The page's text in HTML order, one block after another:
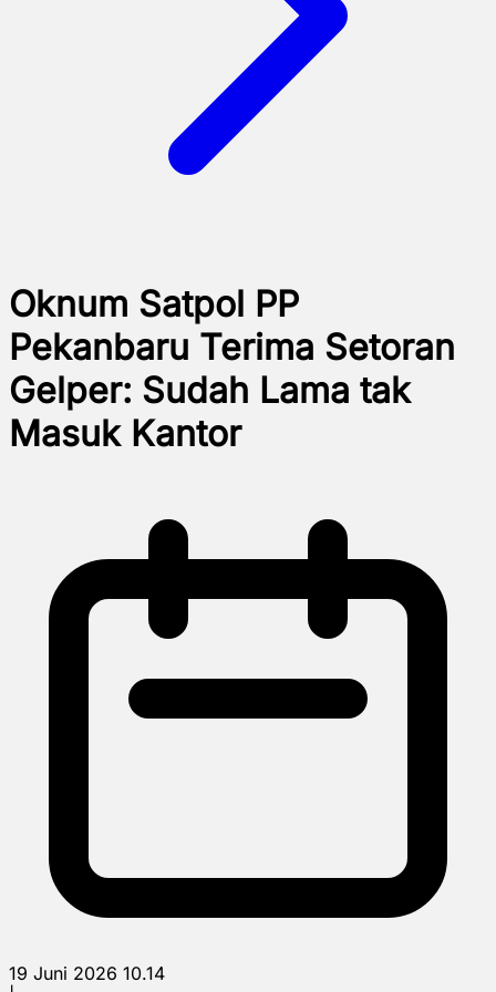
Oknum Satpol PP
Pekanbaru Terima Setoran
Gelper: Sudah Lama tak
Masuk Kantor
19 Juni 2026 10.14